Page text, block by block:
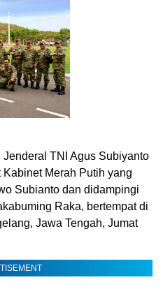
TNI Agus Subiyanto
Merah Putih yang
Subianto dan didampingi
Raka, bertempat di
Jawa Tengah, Jumat